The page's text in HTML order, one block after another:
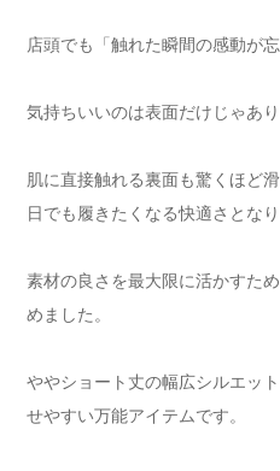
店頭でも「触れた瞬間の感動が
気持ちいいのは表面だけじゃあり
肌に直接触れる裏面も驚くほど
日でも履きたくなる快適さとなり
素材の良さを最大限に活かすた
めました。
ややショート丈の幅広シルエッ
せやすい万能アイテムです。